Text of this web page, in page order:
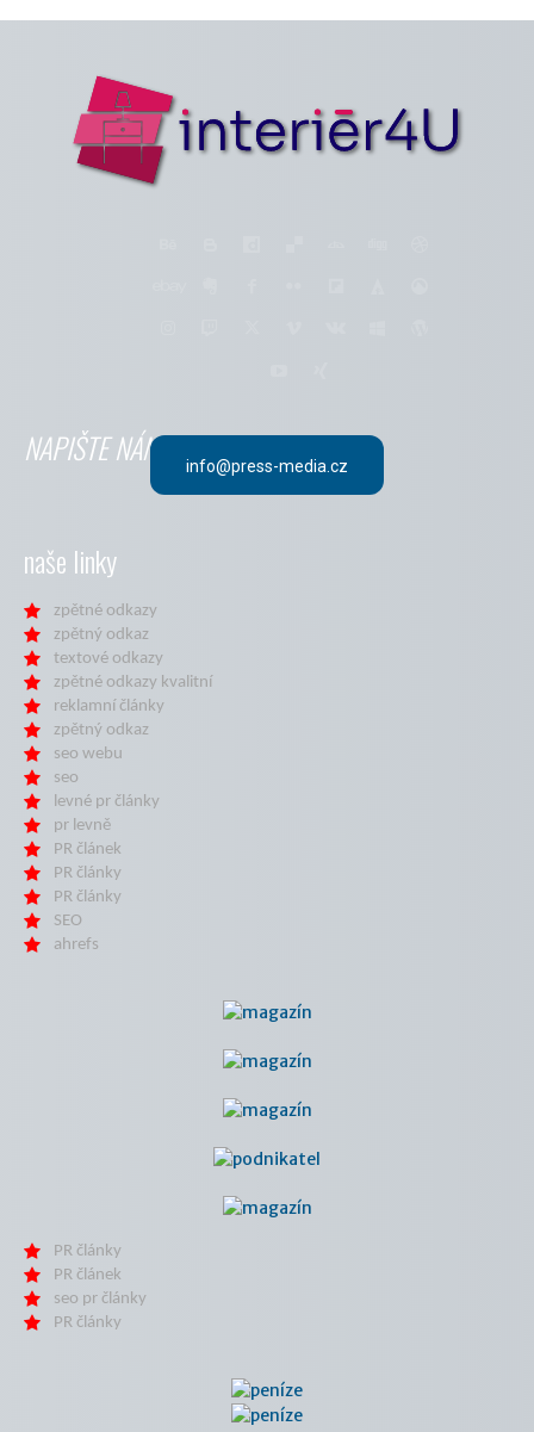
NAPIŠTE NÁM info@press-media.cz
naše linky
zpětné odkazy
zpětný odkaz
textové odkazy
zpětné odkazy kvalitní
reklamní články
zpětný odkaz
seo webu
seo
levné pr články
pr levně
PR článek
PR články
PR články
SEO
ahrefs
PR články
PR článek
seo pr články
PR články